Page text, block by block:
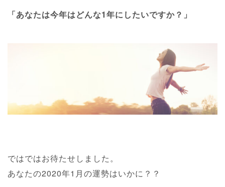
「あなたは今年はどんな1年にしたいですか？」
ではではお待たせしました。
あなたの2020年1月の運勢はいかに？？